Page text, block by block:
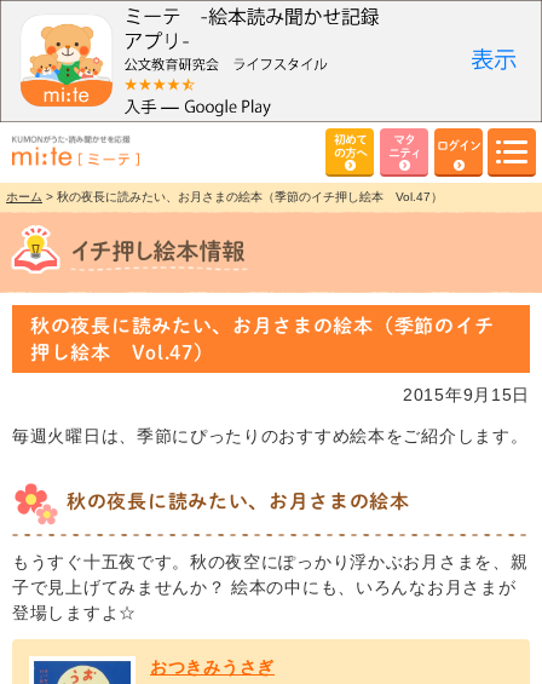
初めて
の方へ
マタ
ニティ
ログイン
ホーム > 秋の夜長に読みたい、お月さまの絵本（季節のイチ押し絵本 Vol.47）
秋の夜長に読みたい、お月さまの絵本（季節のイチ
押し絵本 Vol.47）
2015年9月15日
毎週火曜日は、季節にぴったりのおすすめ絵本をご紹介します。
秋の夜長に読みたい、お月さまの絵本
もうすぐ十五夜です。秋の夜空にぽっかり浮かぶお月さまを、親
子で見上げてみませんか？ 絵本の中にも、いろんなお月さまが
登場しますよ☆
おつきみうさぎ